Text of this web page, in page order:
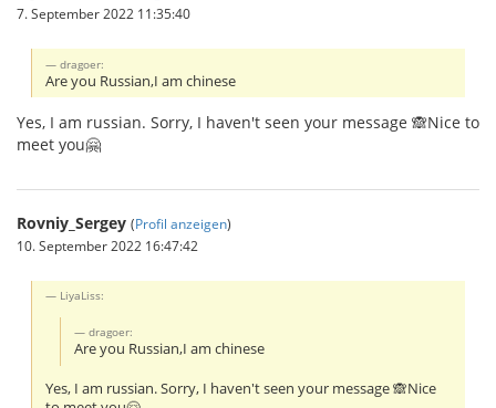
7. September 2022 11:35:40
dragoer:
Are you Russian,I am chinese
Yes, I am russian. Sorry, I haven't seen your message 🙈Nice to
meet you🤗
Rovniy_Sergey (Profil anzeigen)
10. September 2022 16:47:42
LiyaLiss:
dragoer:
Are you Russian,I am chinese
Yes, I am russian. Sorry, I haven't seen your message 🙈Nice